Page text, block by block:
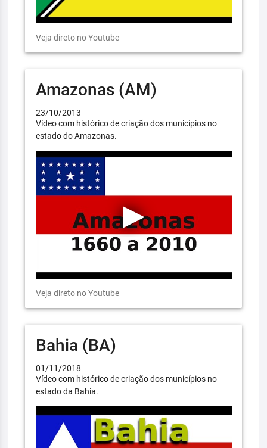
Veja direto no Youtube
Amazonas (AM)
23/10/2013
Vídeo com histórico de criação dos municípios no
estado do Amazonas.
Veja direto no Youtube
Bahia (BA)
01/11/2018
Vídeo com histórico de criação dos municípios no
estado da Bahia.